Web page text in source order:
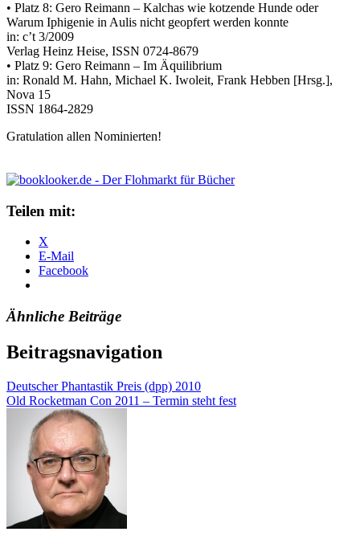
• Platz 8: Gero Reimann – Kalchas wie kotzende Hunde oder
Warum Iphigenie in Aulis nicht geopfert werden konnte
in: c’t 3/2009
Verlag Heinz Heise, ISSN 0724-8679
• Platz 9: Gero Reimann – Im Äquilibrium
in: Ronald M. Hahn, Michael K. Iwoleit, Frank Hebben [Hrsg.],
Nova 15
ISSN 1864-2829
Gratulation allen Nominierten!
Teilen mit:
X
E-Mail
Facebook
Ähnliche Beiträge
Beitragsnavigation
Deutscher Phantastik Preis (dpp) 2010
Old Rocketman Con 2011 – Termin steht fest